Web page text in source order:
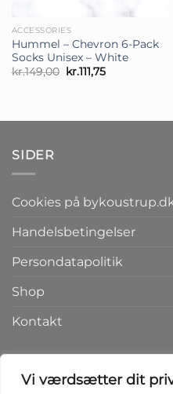
Vi værdsætter dit
ACCESSORIES
Hummel – Chevron 6-Pack
Socks Unisex – White
kr.149,00 Den
oprindelige
kr.111,75Den
SIDER
Cookies på
Handelsbetingelser
Persondatapolitik
Shop
Kontakt